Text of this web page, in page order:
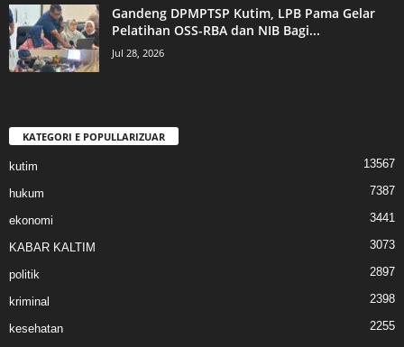
Gandeng DPMPTSP Kutim, LPB Pama Gelar
Pelatihan OSS-RBA dan NIB Bagi...
Jul 28, 2026
KATEGORI E POPULLARIZUAR
kutim 13567
hukum 7387
ekonomi 3441
KABAR KALTIM 3073
politik 2897
kriminal 2398
kesehatan 2255